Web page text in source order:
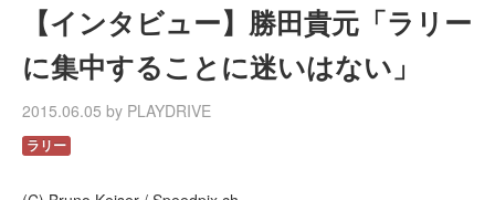
リザルトデータベース
バックナンバー
オンラインストア
【インタビュー】勝田貴元「ラリー
に集中することに迷いはない」
2015.06.05 by PLAYDRIVE
ラリー